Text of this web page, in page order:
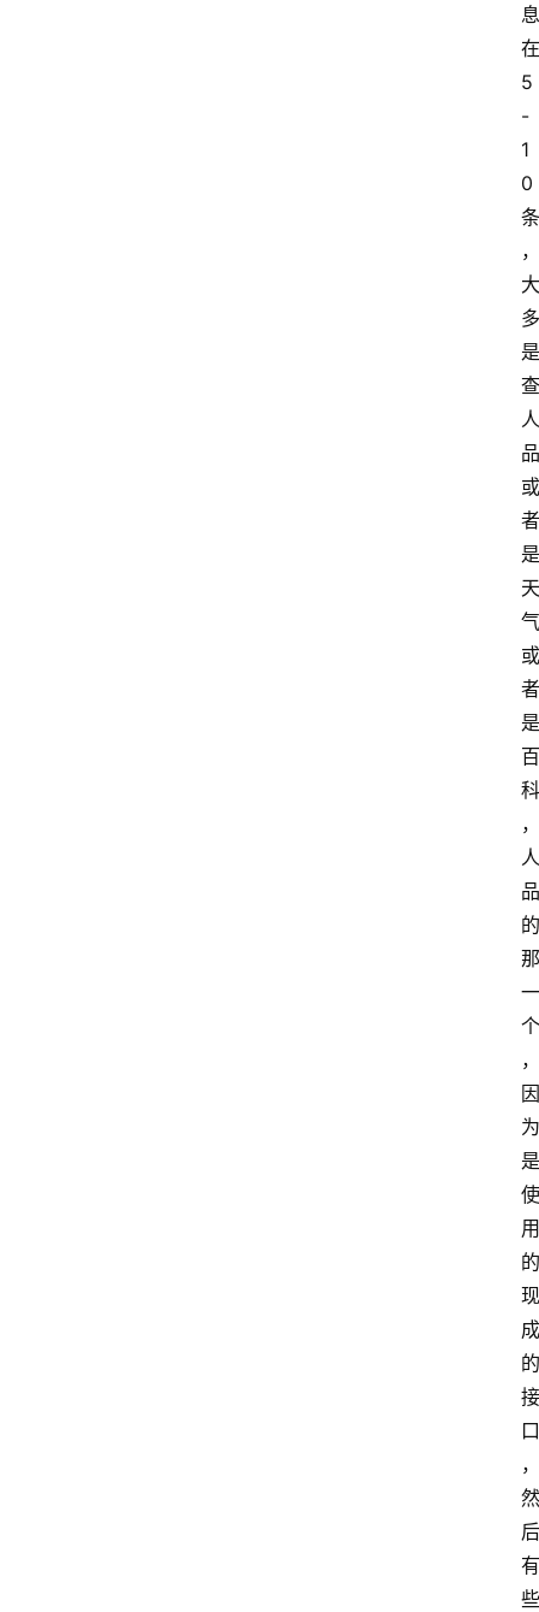
息
在
5
-
1
0
条
，
大
多
是
查
人
品
或
者
是
天
气
或
者
是
百
科
，
人
品
的
那
一
个
，
因
为
是
使
用
的
现
成
的
接
口
，
然
后
有
些